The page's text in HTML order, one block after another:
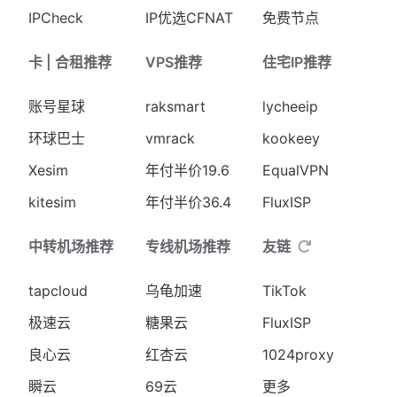
IPCheck IP优选CFNAT 免费节点
卡 | 合租推荐
账号星球
环球巴士
Xesim
kitesim
VPS推荐
raksmart
vmrack
年付半价19.6
年付半价36.4
住宅IP推荐
lycheeip
kookeey
EqualVPN
FluxISP
中转机场推荐
tapcloud
极速云
良心云
瞬云
专线机场推荐
乌龟加速
糖果云
红杏云
69云
友链
TikTok
FluxISP
1024proxy
更多